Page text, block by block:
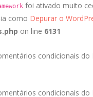
foi ativado muito
como Depurar o
on line 6131
condicionais
condicionais